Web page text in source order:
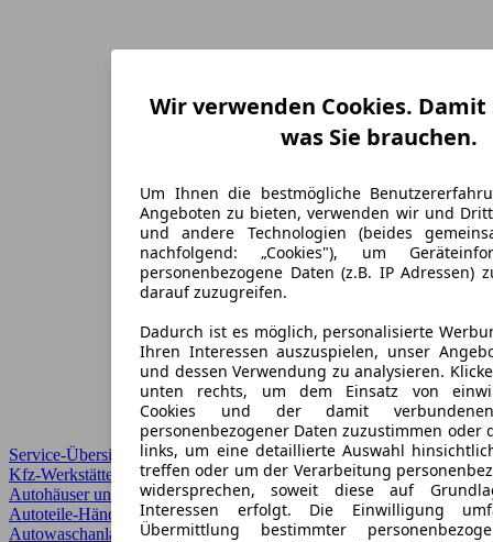
Service-Übersicht
Kfz-Werkstätten
Autohäuser und Händler
Autoteile-Händler
Autowaschanlagen
Wir verwenden Cookies.
was Sie brauchen.
Um Ihnen die bestmögliche
Angeboten zu bieten, verwenden wir und
und andere Technologien (beides
nachfolgend: „Cookies"), um
personenbezogene Daten (z.B. IP Adressen)
darauf zuzugreifen.
Dadurch ist es möglich, personalisierte
Ihren Interessen auszuspielen, unser
und dessen Verwendung zu analysieren.
unten rechts, um dem Einsatz von
Cookies und der damit
personenbezogener Daten zuzustimmen oder
links, um eine detaillierte Auswahl
treffen oder um der Verarbeitung
widersprechen, soweit diese auf
Interessen erfolgt. Die Einwilligung
Übermittlung bestimmter